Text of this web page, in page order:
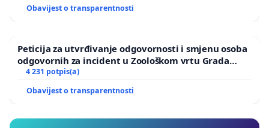
Obavijest o transparentnosti
Peticija za utvrđivanje odgovornosti i smjenu osoba
odgovornih za incident u Zoološkom vrtu Grada
Zagreba
4 231 potpis(a)
Obavijest o transparentnosti